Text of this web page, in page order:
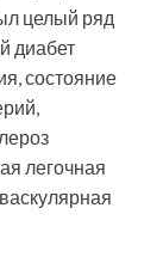
целый ряд
диабет
состояние
легочная